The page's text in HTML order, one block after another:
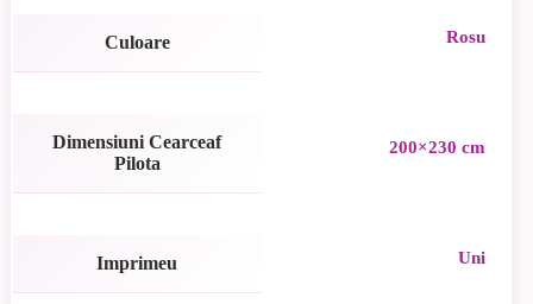
Culoare Rosu
Dimensiuni Cearceaf
Pilota
200×230 cm
Imprimeu Uni